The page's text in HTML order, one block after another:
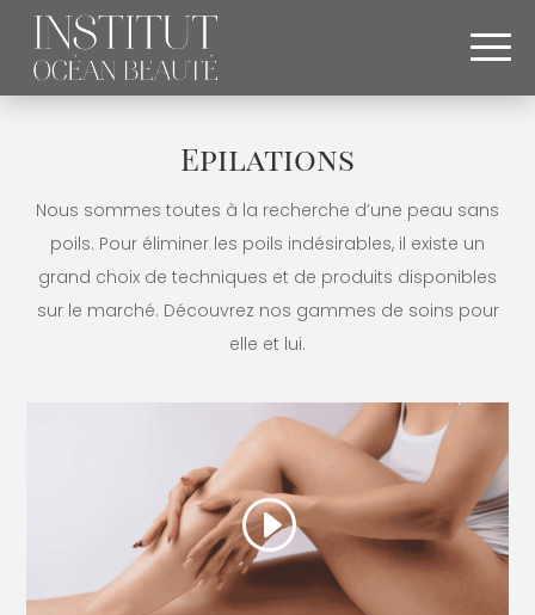
Epilations
Nous sommes toutes à la recherche d’une peau sans
poils. Pour éliminer les poils indésirables, il existe un
grand choix de techniques et de produits disponibles
sur le marché. Découvrez nos gammes de soins pour
elle et lui.